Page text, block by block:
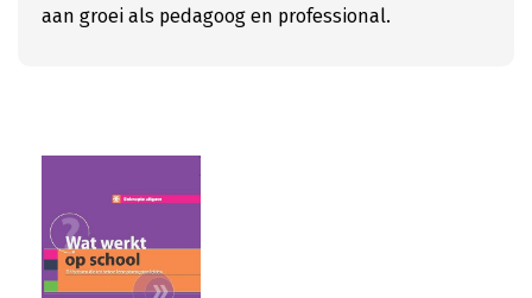
aan groei als pedagoog en professional.